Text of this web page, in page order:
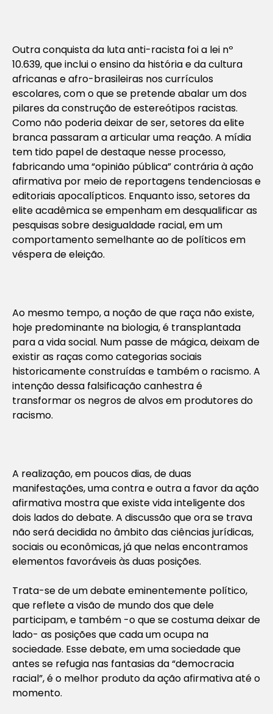
Outra conquista da luta anti-racista foi a lei nº
10.639, que inclui o ensino da história e da cultura
africanas e afro-brasileiras nos currículos
escolares, com o que se pretende abalar um dos
pilares da construção de estereótipos racistas.
Como não poderia deixar de ser, setores da elite
branca passaram a articular uma reação. A mídia
tem tido papel de destaque nesse processo,
fabricando uma “opinião pública” contrária à ação
afirmativa por meio de reportagens tendenciosas e
editoriais apocalípticos. Enquanto isso, setores da
elite acadêmica se empenham em desqualificar as
pesquisas sobre desigualdade racial, em um
comportamento semelhante ao de políticos em
véspera de eleição.
Ao mesmo tempo, a noção de que raça não existe,
hoje predominante na biologia, é transplantada
para a vida social. Num passe de mágica, deixam de
existir as raças como categorias sociais
historicamente construídas e também o racismo. A
intenção dessa falsificação canhestra é
transformar os negros de alvos em produtores do
racismo.
A realização, em poucos dias, de duas
manifestações, uma contra e outra a favor da ação
afirmativa mostra que existe vida inteligente dos
dois lados do debate. A discussão que ora se trava
não será decidida no âmbito das ciências jurídicas,
sociais ou econômicas, já que nelas encontramos
elementos favoráveis às duas posições.
Trata-se de um debate eminentemente político,
que reflete a visão de mundo dos que dele
participam, e também -o que se costuma deixar de
lado- as posições que cada um ocupa na
sociedade. Esse debate, em uma sociedade que
antes se refugia nas fantasias da “democracia
racial”, é o melhor produto da ação afirmativa até o
momento.